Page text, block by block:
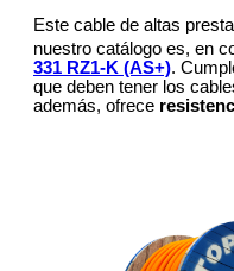
Este cable de altas
nuestro catálogo es, en
331 RZ1-K (AS+).
que deben tener los
además, ofrece